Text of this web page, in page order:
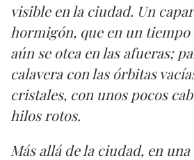
visible en la ciudad. Un
hormigón, que en un tiempo
aún se otea en las afueras;
calavera con las órbitas
cristales, con unos pocos
hilos rotos.
Más allá de la ciudad, en